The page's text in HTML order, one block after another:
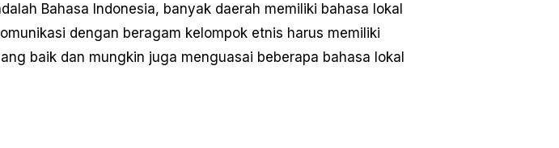
Bahasa Indonesia, banyak daerah memiliki bahasa lokal
dengan beragam kelompok etnis harus memiliki
baik dan mungkin juga menguasai beberapa bahasa lokal